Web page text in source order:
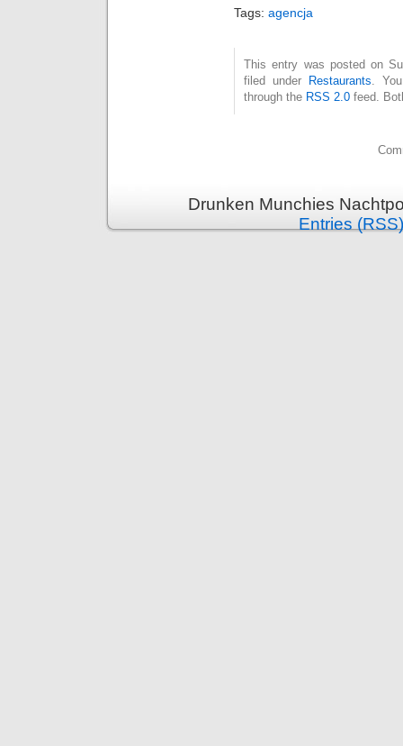
Tags: agencja
This entry was posted on
filed under
Restaurants.
through the RSS 2.0 feed.
Drunken Munchies
Entries (RSS)